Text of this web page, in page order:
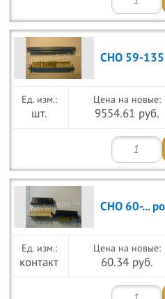
СНО 59-135
шт.
Цена на новые:
9554.61 руб.
СНО 60-...
контакт
Цена на новые:
60.34 руб.